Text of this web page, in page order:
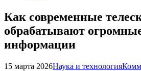
Как современные
обрабатывают
информации
15 марта 2026Наука и технология